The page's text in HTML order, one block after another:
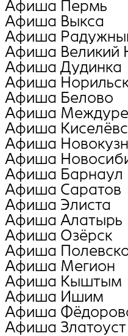
Афиша Пермь
Афиша Выкса
Афиша
Афиша Великий
Афиша Дудинка
Афиша
Афиша Белово
Афиша
Афиша
Афиша
Афиша
Афиша Барнаул
Афиша Саратов
Афиша Элиста
Афиша Алатырь
Афиша Озёрск
Афиша
Афиша Мегион
Афиша Кыштым
Афиша Ишим
Афиша
Афиша Златоуст